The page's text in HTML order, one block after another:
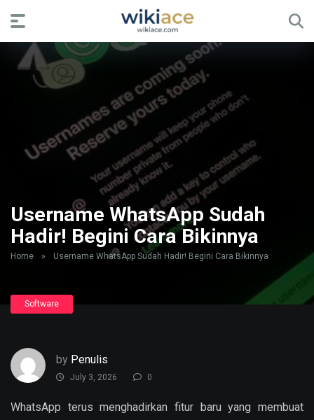
Username WhatsApp Sudah
Hadir! Begini Cara Bikinnya
Home » Username WhatsApp Sudah Hadir! Begini Cara Bikinnya
Software
by Penulis
July 3, 2026 0
WhatsApp terus menghadirkan fitur baru yang membuat